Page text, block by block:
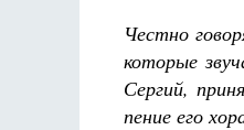
Честно
которые
Сергий,
пение его